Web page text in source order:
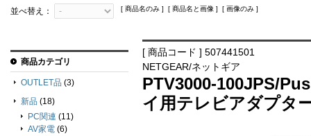
並べ替え： [ 商品名のみ ] [ 商品名と画像 ] [ 画像のみ ]
[ 商品コード ] 507441501
NETGEAR/ネットギア
PTV3000-100JPS/
イ用テレビアダプタ
商品カテゴリ
OUTLET品 (3)
新品 (18)
PC関連 (11)
AV家電 (6)